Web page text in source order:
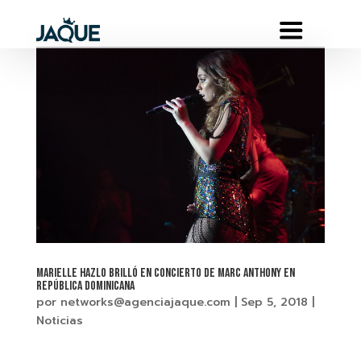
MARIELLE HAZLO Brilló en concierto de MARC ANTHONY en
REPÚBLICA DOMINICANA
por networks@agenciajaque.com | Sep 5, 2018 |
Noticias